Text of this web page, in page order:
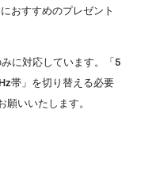
おすすめのプレゼント
みに対応しています。「5
帯」を切り替える必要
いいたします。